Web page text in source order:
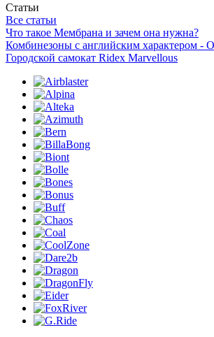
Статьи
Все статьи
Что такое Мембрана и зачем она нужна?
Комбинезоны с английским характером -
Городской самокат Ridex Marvellous